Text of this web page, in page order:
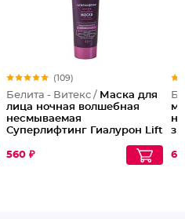
(109)
Белита - Витекс / Маска для
лица ночная волшебная
несмываемая
Суперлифтинг Гиалурон Lift
560 ₽